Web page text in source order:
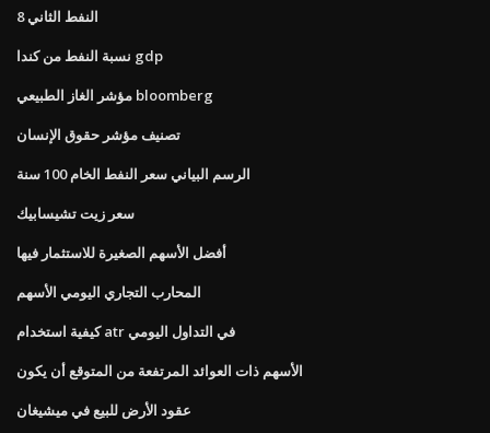
النفط الثاني 8
نسبة النفط من كندا gdp
مؤشر الغاز الطبيعي bloomberg
تصنيف مؤشر حقوق الإنسان
الرسم البياني سعر النفط الخام 100 سنة
سعر زيت تشيسابيك
أفضل الأسهم الصغيرة للاستثمار فيها
المحارب التجاري اليومي الأسهم
كيفية استخدام atr في التداول اليومي
الأسهم ذات العوائد المرتفعة من المتوقع أن يكون
عقود الأرض للبيع في ميشيغان